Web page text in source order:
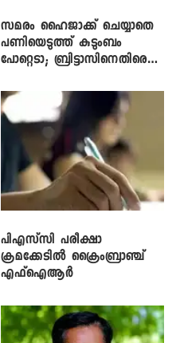
സമരം ഹൈജാക്ക് ചെയ്യാതെ
പണിയെടുത്ത് കുടുംബം
പോറ്റെടാ; ബ്രിട്ടാസിനെതിരെ
പിഎസ്‌സി പരീക്ഷാ
ക്രമക്കേ‌ടിൽ ക്രൈംബ്രാഞ്ച്
എഫ്ഐആർ